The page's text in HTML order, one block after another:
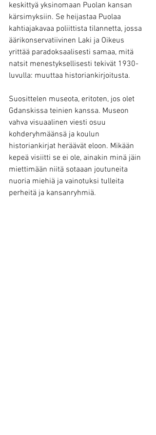
keskittyä yksinomaan Puolan kansan
kärsimyksiin. Se heijastaa Puolaa
kahtiajakavaa poliittista tilannetta, jossa
äärikonservatiivinen Laki ja Oikeus
yrittää paradoksaalisesti samaa, mitä
natsit menestyksellisesti tekivät 1930-
luvulla: muuttaa historiankirjoitusta.
Suosittelen museota, eritoten, jos olet
Gdanskissa teinien kanssa. Museon
vahva visuaalinen viesti osuu
kohderyhmäänsä ja koulun
historiankirjat heräävät eloon. Mikään
kepeä visiitti se ei ole, ainakin minä jäin
miettimään niitä sotaaan joutuneita
nuoria miehiä ja vainotuksi tulleita
perheitä ja kansanryhmiä.